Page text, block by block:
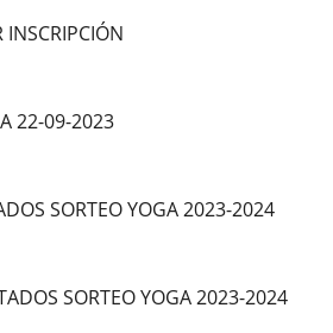
INSCRIPCIÓN
22-09-2023
SORTEO YOGA 2023-2024
SORTEO YOGA 2023-2024